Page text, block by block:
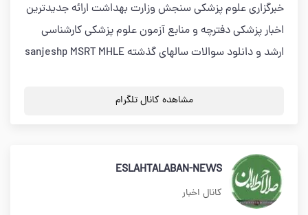
خبرگزاری علوم پزشکی سنجش وزارت بهداشت ارائه جدیدترین
اخبار پزشکی دفترچه و منابع آزمون علوم پزشکی کارشناسی
ارشد و دانلود سوالات سالهای گذشته sanjeshp MSRT MHLE
مشاهده کانال تلگرام
ESLAHTALABAN-NEWS
کانال اخبار